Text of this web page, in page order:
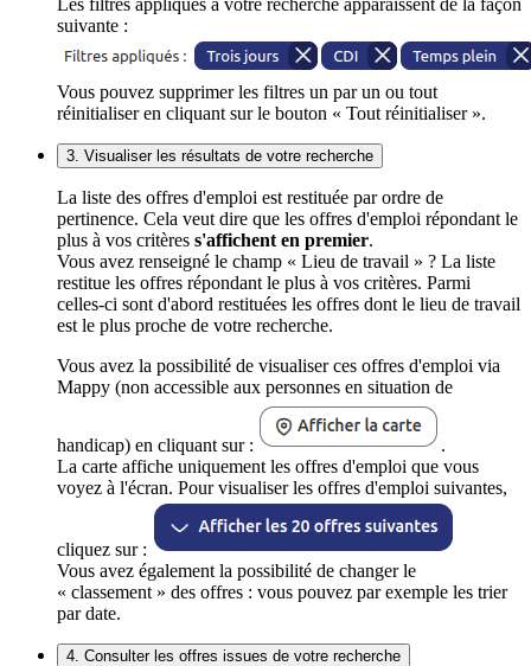
suivante :
Vous pouvez supprimer les filtres un par un ou tout
réinitialiser en cliquant sur le bouton « Tout réinitialiser ».
3. Visualiser les résultats de votre recherche
La liste des offres d'emploi est restituée par ordre de
pertinence. Cela veut dire que les offres d'emploi répondant le
plus à vos critères s'affichent en premier.
Vous avez renseigné le champ « Lieu de travail » ? La liste
restitue les offres répondant le plus à vos critères. Parmi
celles-ci sont d'abord restituées les offres dont le lieu de travail
est le plus proche de votre recherche.
Vous avez la possibilité de visualiser ces offres d'emploi via
Mappy (non accessible aux personnes en situation de
handicap) en cliquant sur :
.
La carte affiche uniquement les offres d'emploi que vous
voyez à l'écran. Pour visualiser les offres d'emploi suivantes,
cliquez sur :
Vous avez également la possibilité de changer le
« classement » des offres : vous pouvez par exemple les trier
par date.
4. Consulter les offres issues de votre recherche